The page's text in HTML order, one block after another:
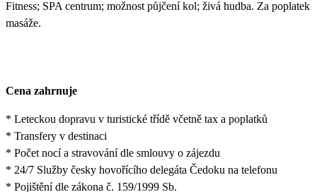
Fitness; SPA centrum; možnost půjčení kol; živá hudba. Za poplatek
masáže.
Cena zahrnuje
* Leteckou dopravu v turistické třídě včetně tax a poplatků
* Transfery v destinaci
* Počet nocí a stravování dle smlouvy o zájezdu
* 24/7 Služby česky hovořícího delegáta Čedoku na telefonu
* Pojištění dle zákona č. 159/1999 Sb.